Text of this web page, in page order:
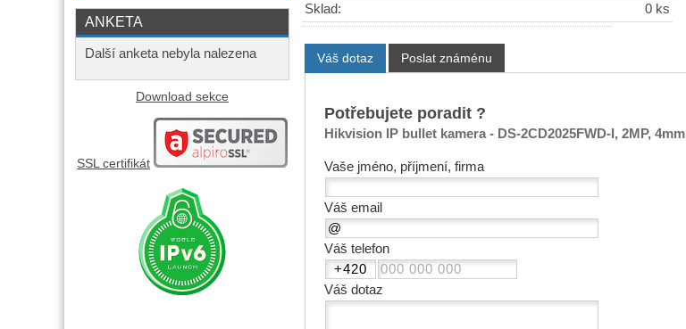
Sklad:
0 ks
Váš dotaz Poslat známénu
Potřebujete poradit ?
Hikvision IP bullet kamera - DS-2CD2025FWD-I, 2MP, 4mm
Vaše jméno, příjmení, firma
Váš email
Váš telefon
Váš dotaz
ANKETA
Další anketa nebyla nalezena
Download sekce
SSL certifikát